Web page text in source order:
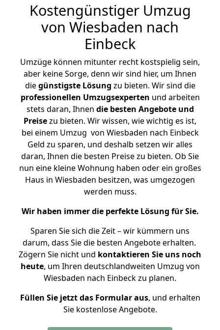
Kostengünstiger Umzug
von Wiesbaden nach
Einbeck
Umzüge können mitunter recht kostspielig sein,
aber keine Sorge, denn wir sind hier, um Ihnen
diegünstigste Lösung zu bieten. Wir sind die
professionellen Umzugsexperten und arbeiten
stets daran, Ihnen die besten Angebote und
Preisezu bieten. Wir wissen, wie wichtig es ist,
bei einem Umzug von Wiesbaden nach Einbeck
Geld zu sparen, und deshalb setzen wir alles
daran, Ihnen die besten Preise zu bieten. Ob Sie
nun eine kleine Wohnung haben oder ein großes
Haus in Wiesbaden besitzen, was umgezogen
werden muss.
Wir haben immer die perfekte Lösung für Sie.
Sparen Sie sich die Zeit – wir kümmern uns
darum, dass Sie die besten Angebote erhalten.
Zögern Sie nicht und kontaktieren Sie uns noch
heute, um Ihren deutschlandweiten Umzug von
Wiesbaden nach Einbeck zu planen.
Füllen Sie jetzt das Formular aus, und erhalten
Sie kostenlose Angebote.